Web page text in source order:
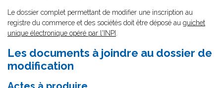
Le dossier complet permettant de modifier une inscription au
registre du commerce et des sociétés doit être déposé au guichet
unique électronique opéré par l'INPI
Les documents à joindre au dossier de
modification